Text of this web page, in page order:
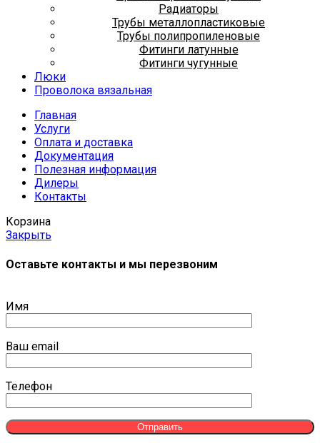
Радиаторы
Трубы металлопластиковые
Трубы полипропиленовые
Фитинги латунные
Фитинги чугунные
Люки
Проволока вязальная
Главная
Услуги
Оплата и доставка
Документация
Полезная информация
Дилеры
Контакты
Корзина
Закрыть
Оставьте контакты и мы перезвоним
Имя
Ваш email
Телефон